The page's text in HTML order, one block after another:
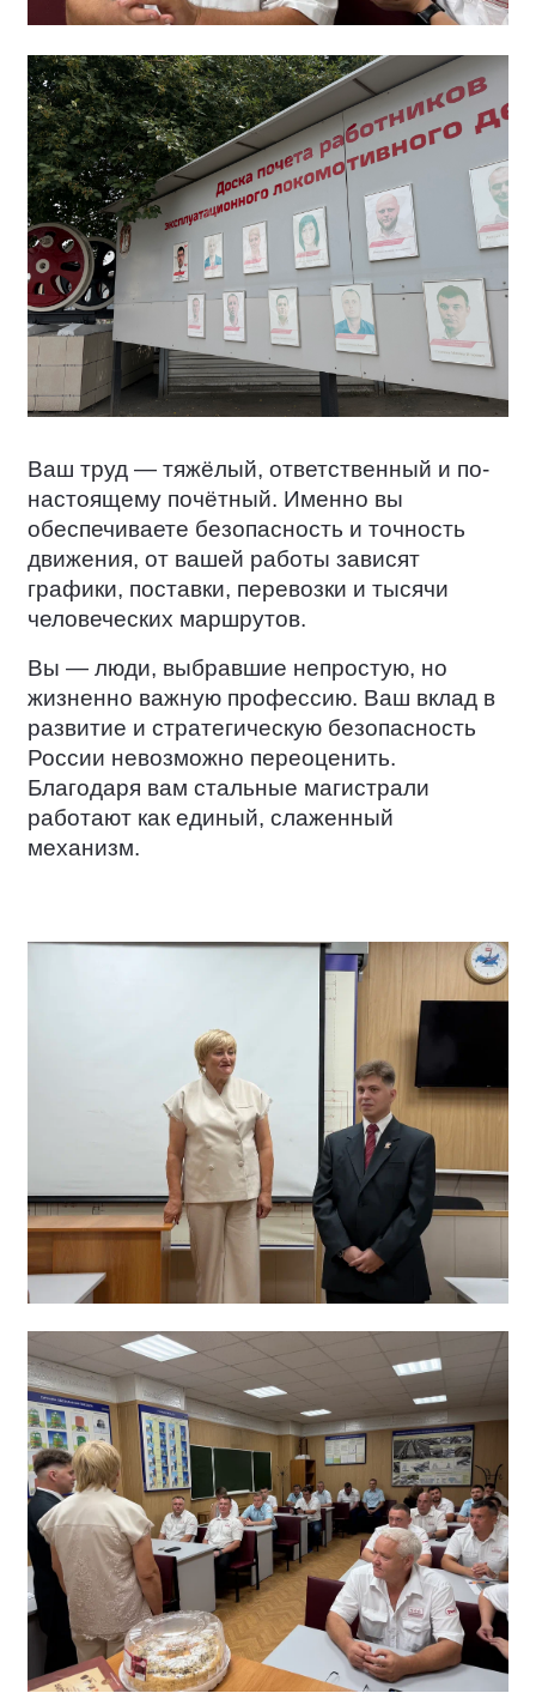
Ваш труд — тяжёлый, ответственный и по-
настоящему почётный. Именно вы
обеспечиваете безопасность и точность
движения, от вашей работы зависят
графики, поставки, перевозки и тысячи
человеческих маршрутов.
Вы — люди, выбравшие непростую, но
жизненно важную профессию. Ваш вклад в
развитие и стратегическую безопасность
России невозможно переоценить.
Благодаря вам стальные магистрали
работают как единый, слаженный
механизм.